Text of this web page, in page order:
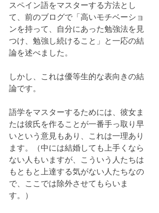
スペイン語をマスターする方法とし
て、前のブログで「高いモチベーショ
ンを持って、自分にあった勉強法を見
つけ、勉強し続けること」と一応の結
論を述べました。
しかし、これは優等生的な表向きの結
論です。
語学をマスターするためには、彼女ま
たは彼氏を作ることが一番手っ取り早
いという意見もあり、これは一理あり
ます。（中には結婚しても上手くなら
ない人もいますが、こういう人たちは
もともと上達する気がない人たちなの
で、ここでは除外させてもらいま
す。）